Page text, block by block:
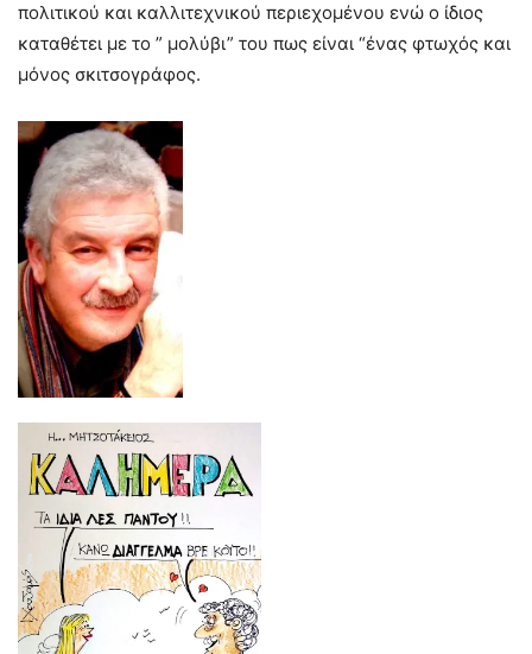
πολιτικού και καλλιτεχνικού περιεχομένου ενώ ο ίδιος
καταθέτει με το ” μολύβι” του πως είναι “ένας φτωχός και
μόνος σκιτσογράφος.